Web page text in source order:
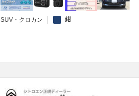
SUV・クロカン 紺